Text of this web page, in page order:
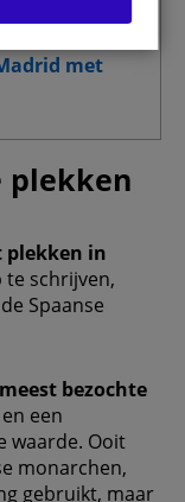
met
plekken
plekken in
te schrijven,
Spaanse
bezochte
en een
waarde. Ooit
monarchen,
gebruikt, maar